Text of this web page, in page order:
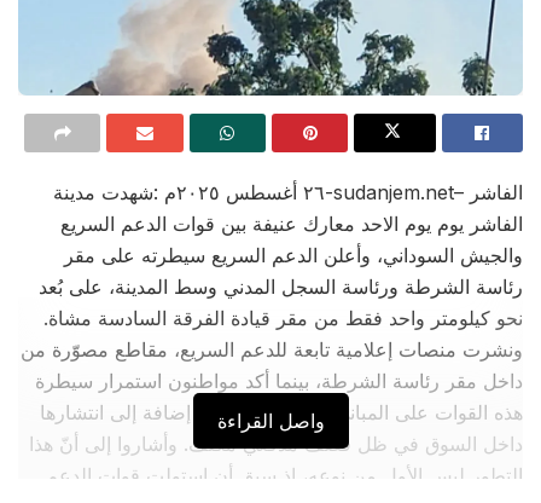
الفاشر –sudanjem.net-٢٦ أغسطس ٢٠٢٥م :شهدت مدينة
يوم يوم الاحد معارك عنيفة بين قوات الدعم السريع
السوداني، وأعلن الدعم السريع سيطرته على مقر
الشرطة ورئاسة السجل المدني وسط المدينة، على بُعد
واحد فقط من مقر قيادة الفرقة السادسة مشاة.
منصات إعلامية تابعة للدعم السريع، مقاطع مصوّرة من
رئاسة الشرطة، بينما أكد مواطنون استمرار سيطرة
على المباني حتى صباح اليوم، إضافة إلى انتشارها
السوق في ظل قصف مدفعي مكثف. وأشاروا إلى أنّ هذا
ليس الأول من نوعه، إذ سبق أن استولت قوات الدعم
واصل القراءة